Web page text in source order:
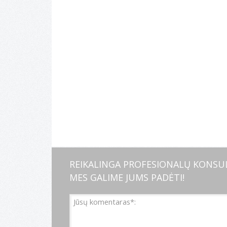
REIKALINGA PROFESIONALŲ
MES GALIME JUMS PADĖTI!